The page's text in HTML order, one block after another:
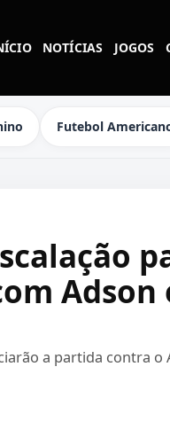
NOTÍCIAS JOGOS
Futebol
a partida contra o